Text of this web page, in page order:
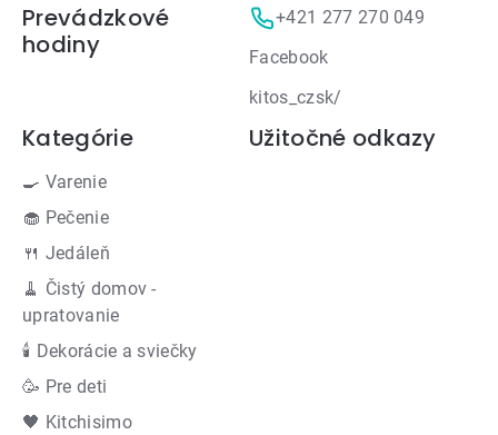
Prevádzkové
hodiny
+421 277 270 049
Facebook
kitos_czsk/
Kategórie
🍳 Varenie
🧁 Pečenie
🍴 Jedáleň
🧹 Čistý domov -
upratovanie
🕯 Dekorácie a sviečky
🥳 Pre deti
🖤 Kitchisimo
Užitočné odkazy